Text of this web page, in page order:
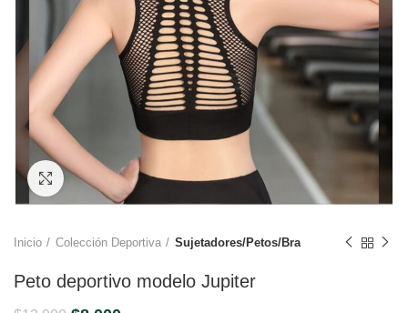
Click to enlarge
Inicio Colección Deportiva Sujetadores/Petos/Bra
Peto deportivo modelo Jupiter